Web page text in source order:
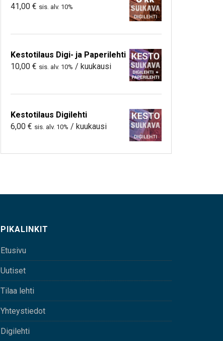
41,00 € sis. alv. 10%
Kestotilaus Digi- ja Paperilehti
10,00 € sis. alv. 10% / kuukausi
Kestotilaus Digilehti
6,00 € sis. alv. 10% / kuukausi
PIKALINKIT
Etusivu
Uutiset
Tilaa lehti
Yhteystiedot
Digilehti